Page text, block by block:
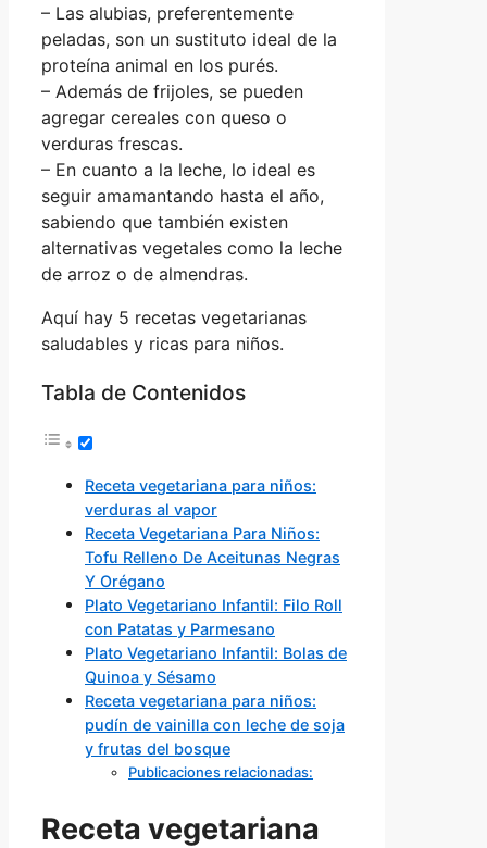
– Las alubias, preferentemente
peladas, son un sustituto ideal de la
proteína animal en los purés.
– Además de frijoles, se pueden
agregar cereales con queso o
verduras frescas.
– En cuanto a la leche, lo ideal es
seguir amamantando hasta el año,
sabiendo que también existen
alternativas vegetales como la leche
de arroz o de almendras.
Aquí hay 5 recetas vegetarianas
saludables y ricas para niños.
Tabla de Contenidos
Receta vegetariana para niños:
verduras al vapor
Receta Vegetariana Para Niños:
Tofu Relleno De Aceitunas Negras
Y Orégano
Plato Vegetariano Infantil: Filo Roll
con Patatas y Parmesano
Plato Vegetariano Infantil: Bolas de
Quinoa y Sésamo
Receta vegetariana para niños:
pudín de vainilla con leche de soja
y frutas del bosque
Publicaciones relacionadas:
Receta vegetariana